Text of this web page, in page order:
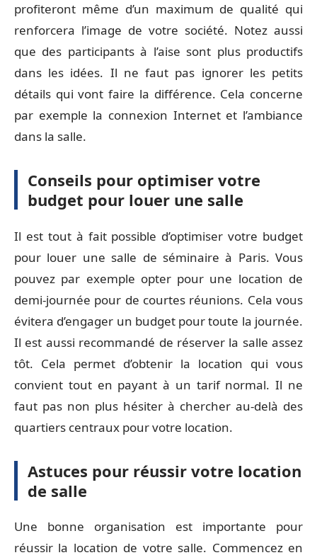
profiteront même d’un maximum de qualité qui
renforcera l’image de votre société. Notez aussi
que des participants à l’aise sont plus productifs
dans les idées. Il ne faut pas ignorer les petits
détails qui vont faire la différence. Cela concerne
par exemple la connexion Internet et l’ambiance
dans la salle.
Conseils pour optimiser votre
budget pour louer une salle
Il est tout à fait possible d’optimiser votre budget
pour louer une salle de séminaire à Paris. Vous
pouvez par exemple opter pour une location de
demi-journée pour de courtes réunions. Cela vous
évitera d’engager un budget pour toute la journée.
Il est aussi recommandé de réserver la salle assez
tôt. Cela permet d’obtenir la location qui vous
convient tout en payant à un tarif normal. Il ne
faut pas non plus hésiter à chercher au-delà des
quartiers centraux pour votre location.
Astuces pour réussir votre location
de salle
Une bonne organisation est importante pour
réussir la location de votre salle. Commencez en